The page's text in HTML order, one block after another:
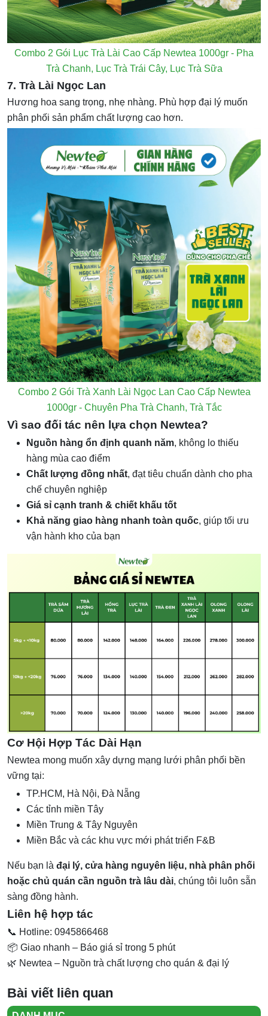
Combo 2 Gói Lục Trà Lài Cao Cấp Newtea 1000gr - Pha
Trà Chanh, Lục Trà Trái Cây, Lục Trà Sữa
7. Trà Lài Ngọc Lan
Hương hoa sang trọng, nhẹ nhàng. Phù hợp đại lý muốn
phân phối sản phẩm chất lượng cao hơn.
Combo 2 Gói Trà Xanh Lài Ngọc Lan Cao Cấp Newtea
1000gr - Chuyên Pha Trà Chanh, Trà Tắc
Vì sao đối tác nên lựa chọn Newtea?
Nguồn hàng ổn định quanh năm, không lo thiếu
hàng mùa cao điểm
Chất lượng đồng nhất, đạt tiêu chuẩn dành cho pha
chế chuyên nghiệp
Giá sỉ cạnh tranh & chiết khấu tốt
Khả năng giao hàng nhanh toàn quốc, giúp tối ưu
vận hành kho của bạn
Cơ Hội Hợp Tác Dài Hạn
Newtea mong muốn xây dựng mạng lưới phân phối bền
vững tại:
TP.HCM, Hà Nội, Đà Nẵng
Các tỉnh miền Tây
Miền Trung & Tây Nguyên
Miền Bắc và các khu vực mới phát triển F&B
Nếu bạn là đại lý, cửa hàng nguyên liệu, nhà phân phối
hoặc chủ quán cần nguồn trà lâu dài, chúng tôi luôn sẵn
sàng đồng hành.
Liên hệ hợp tác
📞 Hotline: 0945866468
📦 Giao nhanh – Báo giá sỉ trong 5 phút
🌿 Newtea – Nguồn trà chất lượng cho quán & đại lý
Bài viết liên quan